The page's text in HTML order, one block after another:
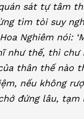
sát tự tâm
tìm tòi suy
Nghiêm nói:
như thế, thì chư
thân thế nào
nếu không
đứng lâu, tạm